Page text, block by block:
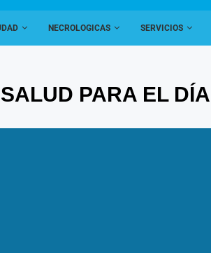
NECROLOGICAS SERVICIOS
PARA EL